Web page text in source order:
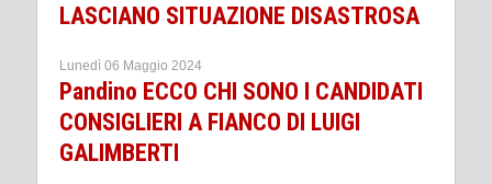
LASCIANO SITUAZIONE DISASTROSA
Lunedì 06 Maggio 2024
Pandino ECCO CHI SONO I CANDIDATI
CONSIGLIERI A FIANCO DI LUIGI
GALIMBERTI